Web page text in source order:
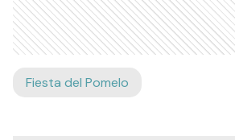
Fiesta del Pomelo